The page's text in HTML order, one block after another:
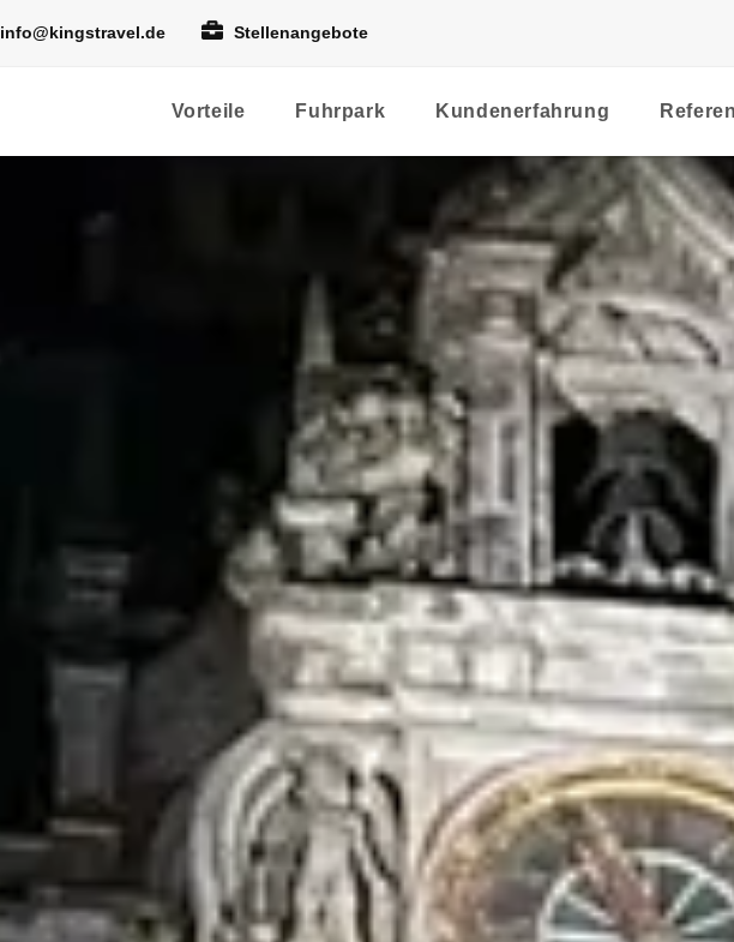
info@kingstravel.de Stellenangebote
Vorteile Fuhrpark Kundenerfahrung